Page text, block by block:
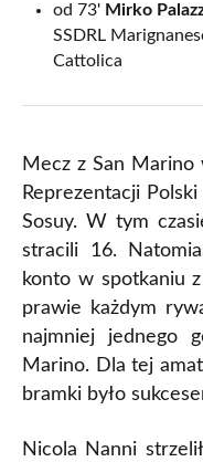
od 73' Mirko
SSDRL
Cattolica
Mecz z San
Reprezentacji
Sosuy. W tym
stracili 16.
konto w spotkaniu
prawie każdym
najmniej jednego
Marino. Dla tej
bramki było
Nicola Nanni